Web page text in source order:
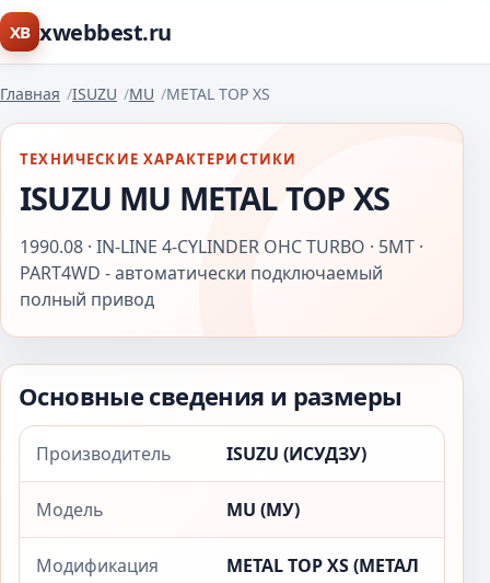
XB xwebbest.ru
Главная ISUZU MU METAL TOP XS
ТЕХНИЧЕСКИЕ ХАРАКТЕРИСТИКИ
ISUZU MU METAL TOP XS
1990.08 · IN-LINE 4-CYLINDER OHC TURBO · 5MT ·
PART4WD - автоматически подключаемый
полный привод
Основные сведения и размеры
Производитель ISUZU (ИСУДЗУ)
Модель MU (МУ)
Модификация
METAL TOP XS (МЕТАЛ